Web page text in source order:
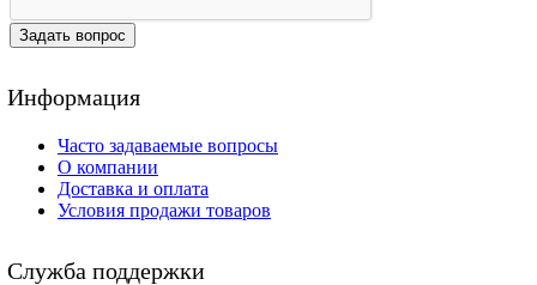
Задать вопрос
Информация
Часто задаваемые вопросы
О компании
Доставка и оплата
Условия продажи товаров
Служба поддержки